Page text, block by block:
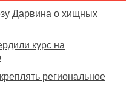
Дарвина о хищных
курс на
региональное